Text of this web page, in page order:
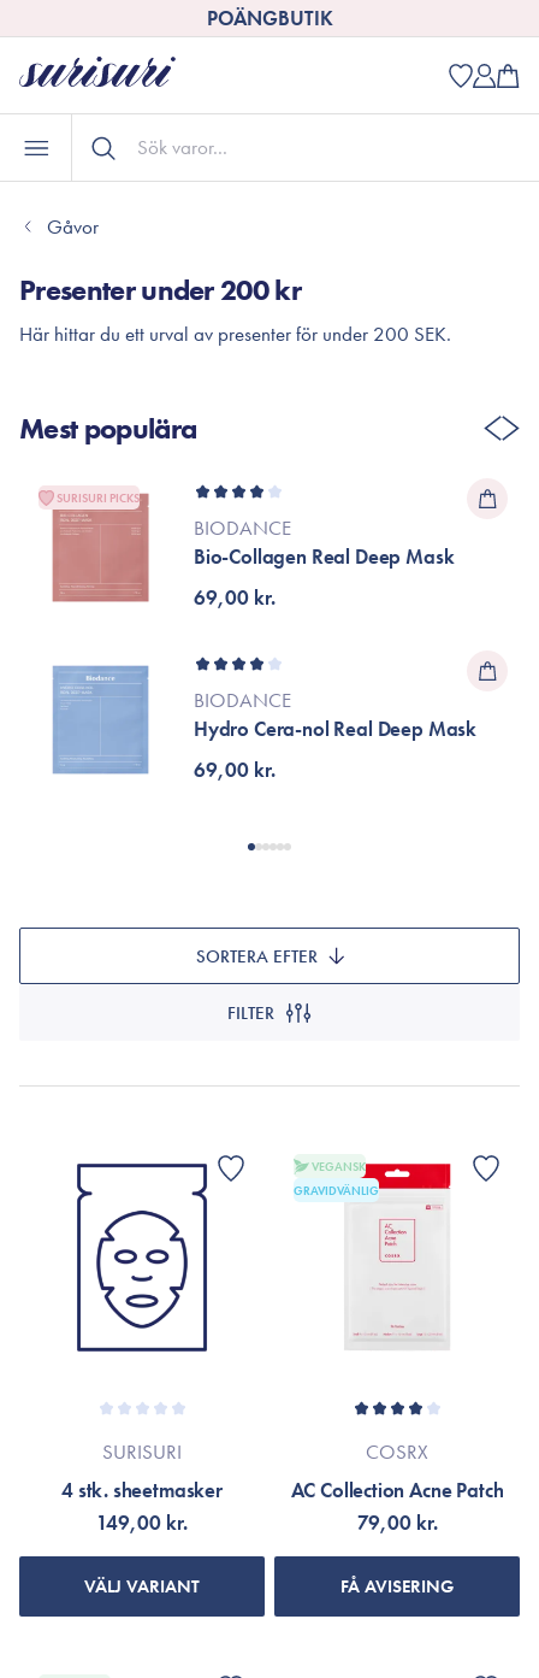
POÄNGBUTIK
Gåvor
Presenter under 200 kr
Här hittar du ett urval av presenter för under 200 SEK.
Mest populära
SURISURI PICKS
BIODANCE
Bio-Collagen Real Deep Mask
69,00 kr.
BIODANCE
Hydro Cera-nol Real Deep Mask
69,00 kr.
FILTER
SORTERA EFTER
SURISURI
4 stk. sheetmasker
149,00 kr.
VÄLJ VARIANT
VEGANSK
GRAVIDVÄNLIG
COSRX
AC Collection Acne Patch
79,00 kr.
FÅ AVISERING